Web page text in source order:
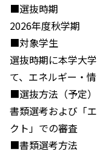
■選抜時期
2026年度秋学期
■対象学生
選抜時期に本学大
て、エネルギー・
■選抜方法（予定）
書類選考および「
クト」での審査
■書類選考方法